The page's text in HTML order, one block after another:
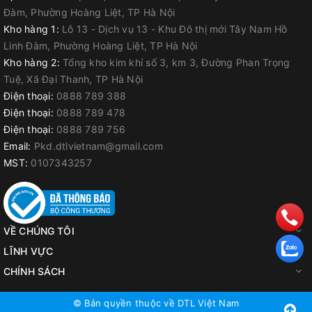
Máy hoạt động nhanh chóng và hiệu quả,
giảm thời gian và công sức lao động. Nhanh
hơn so với các phương pháp uốn sắt thủ
công truyền thống.
- Đa dạng ứng dụng:
thể được sử dụng trong nhiều ngành công
nghiệp khác nhau như xây dựng. Sản xuất
kim loại, cơ khí, gia công máy móc và nhiều
ứng dụng khác. Nó có khả năng làm việc với
nhiều loại vật liệu như sắt, thép, nhôm và
đồng.
Đàm, Phường Hoàng Liệt, TP Hà Nội
Kho hàng 1: Lô 13 - Dịch vụ 13 - Khu Đô thị mới Tây Nam Hồ
Linh Đàm, Phường Hoàng Liệt, TP Hà Nội
Kho hàng 2: Tổng kho kim khí số 3, km 3, Đường Phan Trọng
Tuệ, Xã Đại Thanh, TP Hà Nội
Điện thoại: 0888 789 388
Điện thoại: 0888 789 478
Điện thoại: 0888 789 756
Email: Pkd.dtlvietnam@gmail.com
MST: 0107343257
VỀ CHÚNG TÔI
LĨNH VỰC
CHÍNH SÁCH
© Bản quyền thuộc về DTL Việt Nam